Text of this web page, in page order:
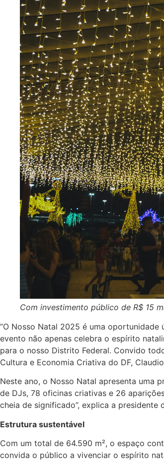
Com investimento público de R$ 15
“O Nosso Natal 2025 é uma
evento não apenas celebra o espírito
para o nosso Distrito Federal. Convido
Cultura e Economia Criativa do DF,
Neste ano, o Nosso Natal apresenta uma
de DJs, 78 oficinas criativas e 26
cheia de significado”, explica a
Estrutura sustentável
Com um total de 64.590 m², o espaço
convida o público a vivenciar o espírito